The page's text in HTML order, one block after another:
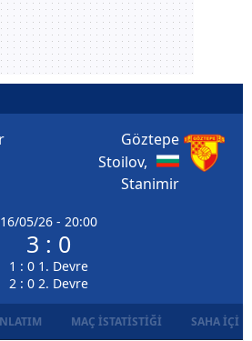
16/05/26 - 20:00
3 : 0
1 : 0 1. Devre
2 : 0 2. Devre
Göztepe
Stoilov,
Stanimir
MAÇ İSTATISTIĞI SAHA İÇI